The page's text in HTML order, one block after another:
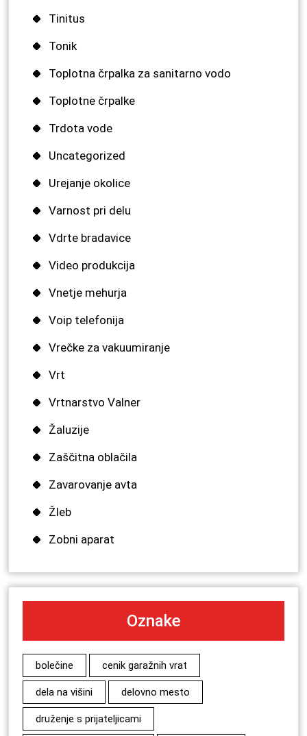
Tinitus
Tonik
Toplotna črpalka za sanitarno vodo
Toplotne črpalke
Trdota vode
Uncategorized
Urejanje okolice
Varnost pri delu
Vdrte bradavice
Video produkcija
Vnetje mehurja
Voip telefonija
Vrečke za vakuumiranje
Vrt
Vrtnarstvo Valner
Žaluzije
Zaščitna oblačila
Zavarovanje avta
Žleb
Zobni aparat
Oznake
bolečine cenik garažnih vrat
dela na višini delovno mesto
druženje s prijateljicami